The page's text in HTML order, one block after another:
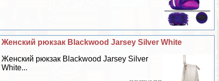
Женский рюкзак Blackwood Jarsey Silver White
Женский рюкзак Blackwood Jarsey Silver
White...